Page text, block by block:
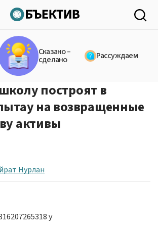
Сказано –
сделано Рассуждаем
построят в
на возвращенные
активы
Нурлан